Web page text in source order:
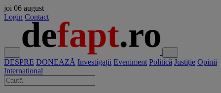
joi 06 august
Login Contact
DESPRE DONEAZĂ Investigații Eveniment Politică Justiție Opinii
Internațional